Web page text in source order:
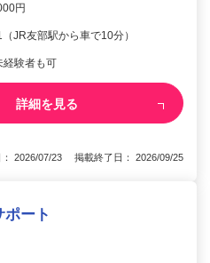
円
JR友部駅から車で10分）
経験者も可
詳細を見る
： 2026/07/23 掲載終了日： 2026/09/25
ート